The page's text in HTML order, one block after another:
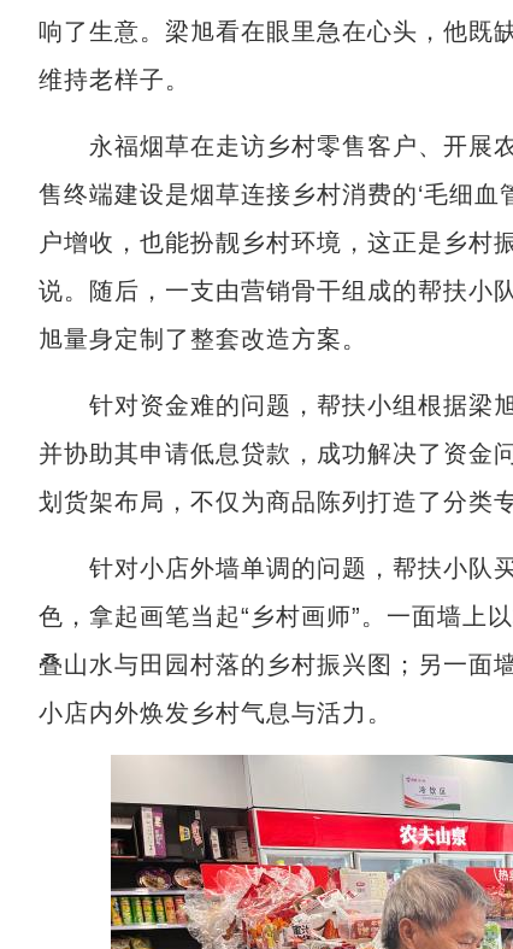
响了生意。梁旭看在眼里急在心头，他既
维持老样子。
永福烟草在走访乡村零售客户、开展农
售终端建设是烟草连接乡村消费的‘毛细
户增收，也能扮靓乡村环境，这正是乡村
说。随后，一支由营销骨干组成的帮扶小
旭量身定制了整套改造方案。
针对资金难的问题，帮扶小组根据梁旭
并协助其申请低息贷款，成功解决了资金
划货架布局，不仅为商品陈列打造了分类
针对小店外墙单调的问题，帮扶小队
色，拿起画笔当起“乡村画师”。一面墙上
叠山水与田园村落的乡村振兴图；另一面
小店内外焕发乡村气息与活力。